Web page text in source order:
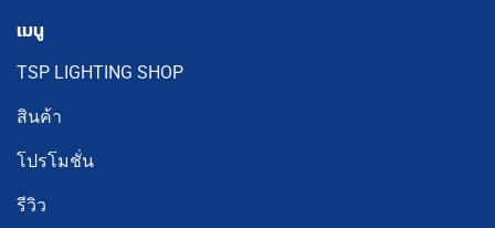
เมนู
TSP LIGHTING SHOP
สินค้า
โปรโมชั่น
รีวิว